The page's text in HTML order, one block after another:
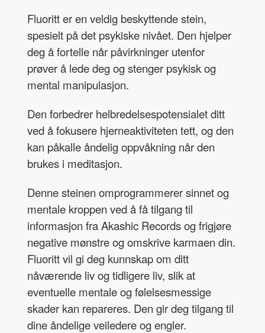
Fluoritt er en veldig beskyttende stein,
spesielt på det psykiske nivået. Den hjelper
deg å fortelle når påvirkninger utenfor
prøver å lede deg og stenger psykisk og
mental manipulasjon.
Den forbedrer helbredelsespotensialet ditt
ved å fokusere hjerneaktiviteten tett, og den
kan påkalle åndelig oppvåkning når den
brukes i meditasjon.
Denne steinen omprogrammerer sinnet og
mentale kroppen ved å få tilgang til
informasjon fra Akashic Records og frigjøre
negative mønstre og omskrive karmaen din.
Fluoritt vil gi deg kunnskap om ditt
nåværende liv og tidligere liv, slik at
eventuelle mentale og følelsesmessige
skader kan repareres. Den gir deg tilgang til
dine åndelige veiledere og engler.